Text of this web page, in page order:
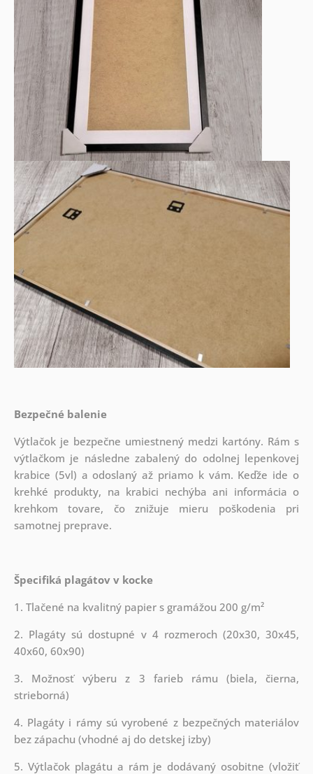
Bezpečné balenie
Výtlačok je bezpečne umiestnený medzi kartóny. Rám s
výtlačkom je následne zabalený do odolnej lepenkovej
krabice (5vl) a odoslaný až priamo k vám. Keďže ide o
krehké produkty, na krabici nechýba ani informácia o
krehkom tovare, čo znižuje mieru poškodenia pri
samotnej preprave.
Špecifiká plagátov v kocke
1. Tlačené na kvalitný papier s gramážou 200 g/m²
2. Plagáty sú dostupné v 4 rozmeroch (20x30, 30x45,
40x60, 60x90)
3. Možnosť výberu z 3 farieb rámu (biela, čierna,
strieborná)
4. Plagáty i rámy sú vyrobené z bezpečných materiálov
bez zápachu (vhodné aj do detskej izby)
5. Výtlačok plagátu a rám je dodávaný osobitne (vložiť